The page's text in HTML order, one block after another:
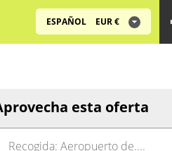
ESPAÑOL EUR€
esta oferta